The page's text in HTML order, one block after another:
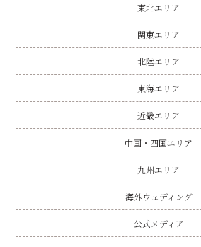
東北エリア
関東エリア
北陸エリア
東海エリア
近畿エリア
中国・四国エリア
九州エリア
海外ウェディング
公式メディア